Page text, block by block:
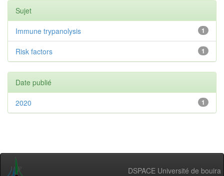
Sujet
1
Immune trypanolysis
1
Risk factors
Date publié
1
2020
DSPACE Université de bouira